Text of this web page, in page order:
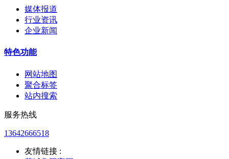
媒体报道
行业资讯
企业新闻
特色功能
网站地图
聚合标签
站内搜索
服务热线
13642666518
友情链接 :